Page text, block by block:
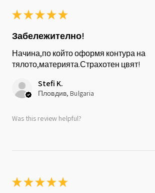
★★★★★
Забележително!
Начина,по който оформя контура на
тялото,материята.Страхотен цвят!
Stefi K.
Пловдив, Bulgaria
Was this review helpful?
★★★★★